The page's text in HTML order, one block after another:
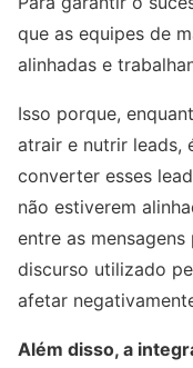
que as equipes de
alinhadas e
Isso porque,
atrair e nutrir leads,
converter esses
não estiverem
entre as
discurso utilizado
afetar
Além disso, a